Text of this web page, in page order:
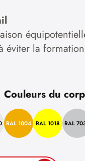
éviter la
Couleurs du
RAL 1004 RAL 1018 RAL